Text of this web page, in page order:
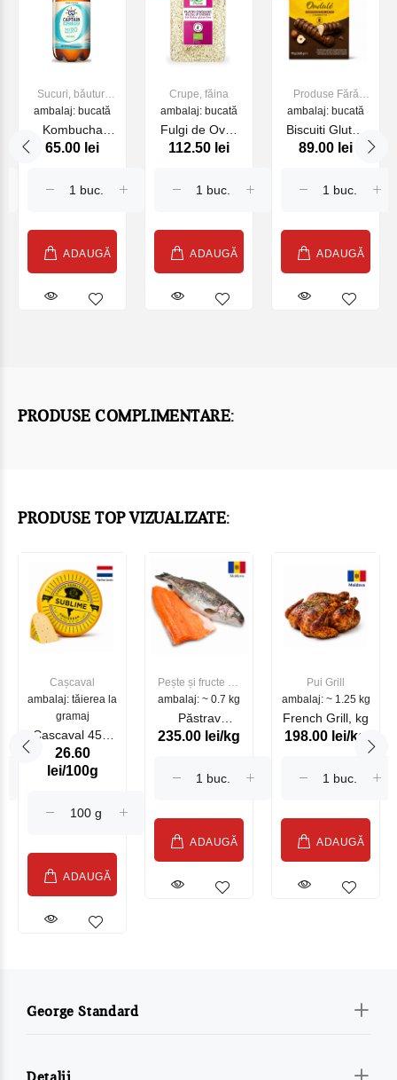
Sucuri, băuturi
racoritoare
ambalaj: bucată
Kombucha
Zero Original
65.00 lei
ADAUGĂ
Crupe, făina
ambalaj: bucată
Fulgi de Ovaz
BIO fara gluten
112.50 lei
ADAUGĂ
Produse Fără
gluten
ambalaj: bucată
Biscuiti Gluten
Free Dr. Schar
89.00 lei
ADAUGĂ
PRODUSE COMPLIMENTARE:
PRODUSE TOP VIZUALIZATE:
Cașcaval
ambalaj: tăierea la
gramaj
Cascaval 45%
Maasdam
Sublime Cow
26.60
lei/100g
ADAUGĂ
Pește și fructe de
mare
ambalaj: ~ 0.7 kg
Păstrav
Somonat
235.00 lei/kg
ADAUGĂ
Pui Grill
ambalaj: ~ 1.25 kg
French Grill, kg
198.00 lei/kg
ADAUGĂ
George Standard